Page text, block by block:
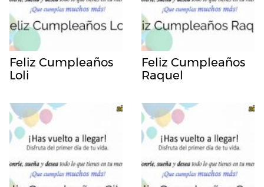
Feliz Cumpleaños
Loli
Feliz Cumpleaños
Raquel